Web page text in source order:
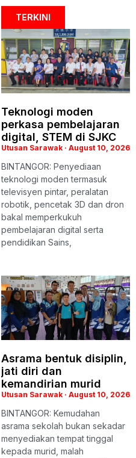
TERKINI
Teknologi moden
perkasa pembelajaran
digital, STEM di SJKC
Utusan Sarawak August 10, 2026
BINTANGOR: Penyediaan
teknologi moden termasuk
televisyen pintar, peralatan
robotik, pencetak 3D dan dron
bakal memperkukuh
pembelajaran digital serta
pendidikan Sains,
Asrama bentuk disiplin,
jati diri dan
kemandirian murid
Utusan Sarawak August 10, 2026
BINTANGOR: Kemudahan
asrama sekolah bukan sekadar
menyediakan tempat tinggal
kepada murid, malah